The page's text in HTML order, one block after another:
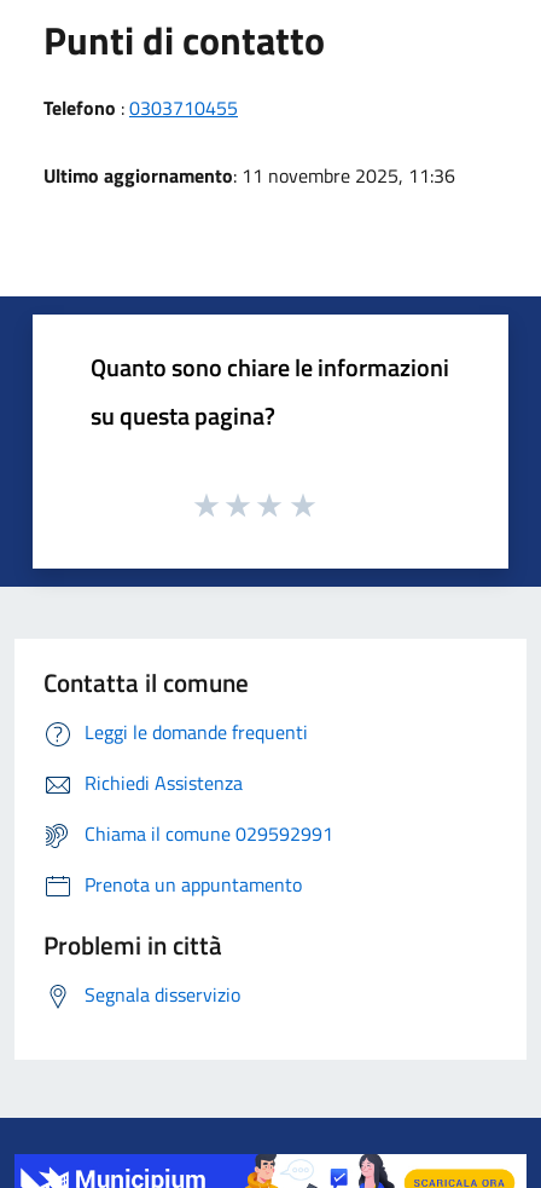
Punti di contatto
Telefono :0303710455
Ultimo aggiornamento: 11 novembre 2025, 11:36
Quanto sono chiare le informazioni
su questa pagina?
Contatta il comune
Leggi le domande frequenti
Richiedi Assistenza
Chiama il comune 029592991
Prenota un appuntamento
Problemi in città
Segnala disservizio